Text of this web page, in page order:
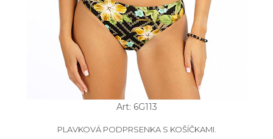
Art: 6G113
PLAVKOVÁ PODPRSENKA S KOŠÍČKAMI.